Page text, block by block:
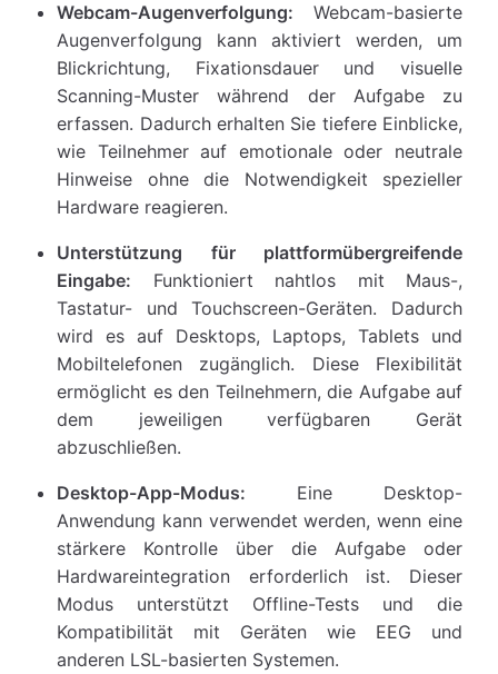
Webcam-Augenverfolgung: Webcam-basierte
Augenverfolgung kann aktiviert werden, um
Blickrichtung, Fixationsdauer und visuelle
Scanning-Muster während der Aufgabe zu
erfassen. Dadurch erhalten Sie tiefere Einblicke,
wie Teilnehmer auf emotionale oder neutrale
Hinweise ohne die Notwendigkeit spezieller
Hardware reagieren.
Unterstützung für plattformübergreifende
Eingabe: Funktioniert nahtlos mit Maus-,
Tastatur- und Touchscreen-Geräten. Dadurch
wird es auf Desktops, Laptops, Tablets und
Mobiltelefonen zugänglich. Diese Flexibilität
ermöglicht es den Teilnehmern, die Aufgabe auf
dem jeweiligen verfügbaren Gerät
abzuschließen.
Desktop-App-Modus: Eine Desktop-
Anwendung kann verwendet werden, wenn eine
stärkere Kontrolle über die Aufgabe oder
Hardwareintegration erforderlich ist. Dieser
Modus unterstützt Offline-Tests und die
Kompatibilität mit Geräten wie EEG und
anderen LSL-basierten Systemen.